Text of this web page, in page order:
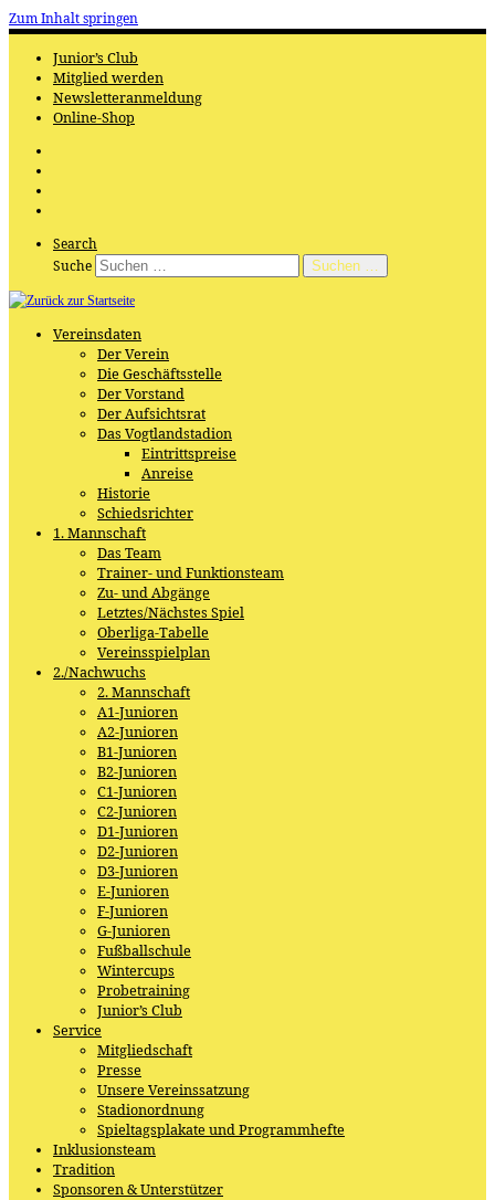
Zum Inhalt springen
Junior’s Club
Mitglied werden
Newsletteranmeldung
Online-Shop
Search
Suche
Suchen …
Vereinsdaten
Der Verein
Die Geschäftsstelle
Der Vorstand
Der Aufsichtsrat
Das Vogtlandstadion
Eintrittspreise
Anreise
Historie
Schiedsrichter
1. Mannschaft
Das Team
Trainer- und Funktionsteam
Zu- und Abgänge
Letztes/Nächstes Spiel
Oberliga-Tabelle
Vereinsspielplan
2./Nachwuchs
2. Mannschaft
A1-Junioren
A2-Junioren
B1-Junioren
B2-Junioren
C1-Junioren
C2-Junioren
D1-Junioren
D2-Junioren
D3-Junioren
E-Junioren
F-Junioren
G-Junioren
Fußballschule
Wintercups
Probetraining
Junior’s Club
Service
Mitgliedschaft
Presse
Unsere Vereinssatzung
Stadionordnung
Spieltagsplakate und Programmhefte
Inklusionsteam
Tradition
Sponsoren & Unterstützer